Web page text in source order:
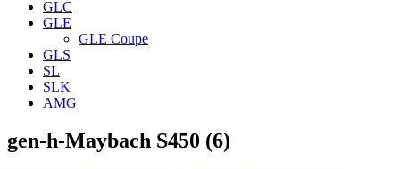
GLC
GLE
GLE Coupe
GLS
SL
SLK
AMG
gen-h-Maybach S450 (6)